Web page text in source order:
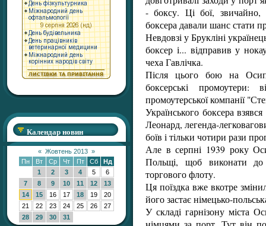
Календар новин
« Жовтень 2013 »
Пн
Вт Ср Чт Пт Сб
Нд
1
2 3 4 5
6
7
8 9 10 11 12
13
14
15 16 17 18 19
20
21
22 23 24 25 26
27
28
29 30 31
- боксу. Ці бої, звичайно,
боксера давали шанс стати
Невдовзі у Брукліні
боксер і... відправив у
чеха Гавлічка.
Після цього бою на
боксерські промоутери:
промоутерської компанії
Українського боксера
Леонард, легенда-
боїв і тільки чотири рази
Але в серпні 1939 року
Польщі, щоб виконати до
торгового флоту.
Ця поїздка вже вкотре
його застає німецько-
У складі гарнізону міста